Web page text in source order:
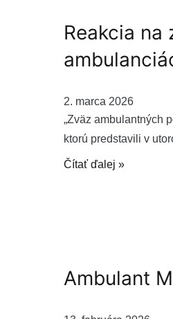
Reakcia
2. marca 2026
„Zväz ambulantných
ktorú predstavili v
Čítať ďalej »
Ambulant